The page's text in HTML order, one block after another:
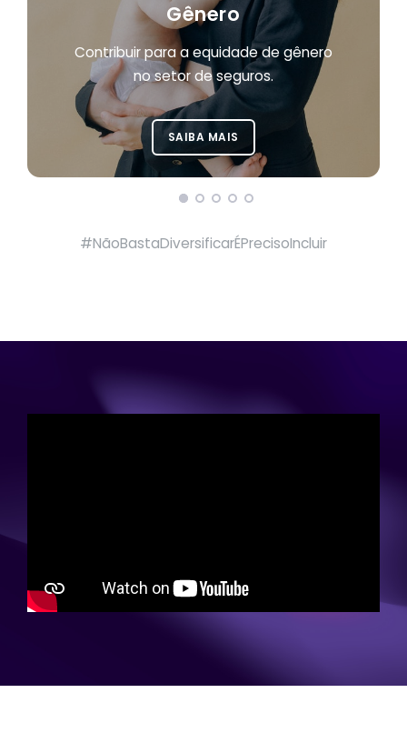
Gênero
Contribuir para a equidade de gênero
no setor de seguros.
SAIBA MAIS
#NãoBastaDiversificarÉPrecisoIncluir